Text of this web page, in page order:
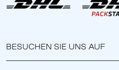
BESUCHEN SIE UNS AUF